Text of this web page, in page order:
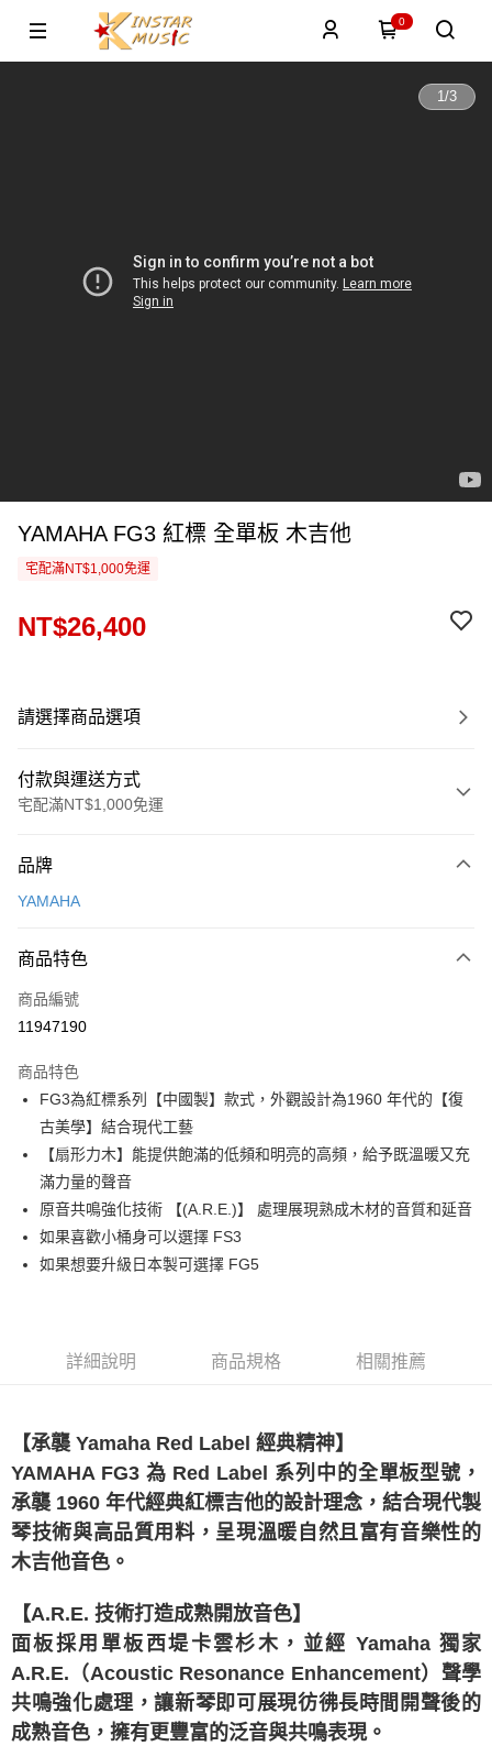
0
1/3
YAMAHA FG3 紅標 全單板 木吉他
宅配滿NT$1,000免運
NT$26,400
請選擇商品選項
付款與運送方式
宅配滿NT$1,000免運
信用卡一次付款
3 期 0 利率 每期
合作金庫商業銀行
上海商業儲蓄銀行
臺灣中小企業銀行
匯豐（台灣）商業銀行
華泰商業銀行
聯邦商業銀行
元大商業銀行
永豐商業銀行
玉山商業銀行
台灣樂天信用卡公司
合作金庫商業銀行
上海商業儲蓄銀行
國泰世華商業銀行
兆豐國際商業銀行
匯豐（台灣）商業銀行
聯邦商業銀行
遠東國際商業銀行
元大商業銀行
玉山商業銀行
星展（台灣）商業銀行
台新國際商業銀行
LINE Pay
Apple Pay
街口支付
悠遊付
全盈+PAY
大哥付你分期
相關說明
成交易。
法說明評估內容。
1.分期款項不併入電信帳單，「大哥付你分期」於每月結算日後寄送繳費提
醒簡訊。
2.透過簡訊連結打開帳單後，可選擇「超商條碼／台灣大直營門市／銀行轉
帳／街口支付／iPASS MONEY」等通路繳費。
1.本服務係由「台灣大哥大股份有限公司」（以下簡稱本公司）所提供，讓
用戶於交易時，得透過本服務購買商品或服務，並由商店將買賣／分期付款
買賣價金債權讓與本公司後，依約使用本公司帳單繳交帳款。
2.基於同意付款使用「大哥付你分期」之契約關係目的，商店將以您的個人
資料（包含姓名、電話或地址）提供予台灣大哥大進項蒐集、處理及利用，
由本公司與您本人進行分期帳單所需資料之確認、核對及更正。
3.完整用戶服務條款，請詳閱以下連結： https://oppay.tw/userRule
運送方式
品牌
YAMAHA
商品特色
商品編號
11947190
商品特色
FG3為紅標系列【中國製】款式，外觀設計為1960 年代的【復
古美學】結合現代工藝
【扇形力木】能提供飽滿的低頻和明亮的高頻，給予既溫暖又充
滿力量的聲音
原音共鳴強化技術 【(A.R.E.)】 處理展現熟成木材的音質和延音
如果喜歡小桶身可以選擇 FS3
如果想要升級日本製可選擇 FG5
詳細說明 商品規格 相關推薦
【承襲 Yamaha Red Label 經典精神】
YAMAHA FG3 為 Red Label 系列中的全單板型號，
承襲 1960 年代經典紅標吉他的設計理念，結合現代製
琴技術與高品質用料，呈現溫暖自然且富有音樂性的
木吉他音色。
【A.R.E. 技術打造成熟開放音色】
面板採用單板西堤卡雲杉木，並經 Yamaha 獨家
A.R.E.（Acoustic Resonance Enhancement）聲學
共鳴強化處理，讓新琴即可展現彷彿長時間開聲後的
成熟音色，擁有更豐富的泛音與共鳴表現。